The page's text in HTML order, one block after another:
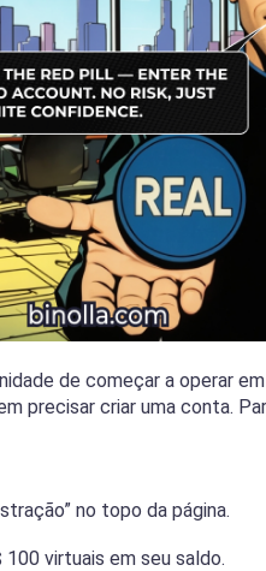
de começar a operar
precisar criar uma conta.
no topo da página.
virtuais em seu saldo.